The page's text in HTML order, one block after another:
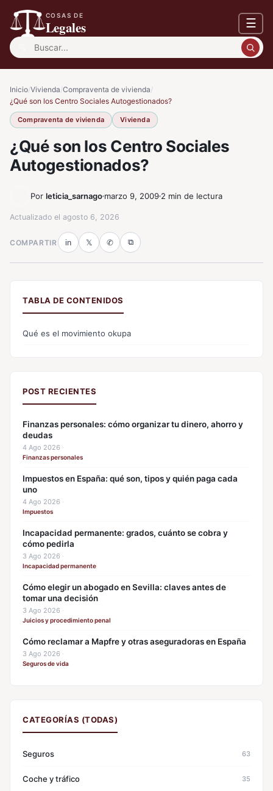
COSAS DE
Legales ☰
Buscar:
Inicio/Vivienda/Compraventa de vivienda/
¿Qué son los Centro Sociales Autogestionados?
Compraventa de vivienda Vivienda
¿Qué son los Centro Sociales
Autogestionados?
Por leticia_sarnago marzo 9, 2009 2 min de lectura
Actualizado el agosto 6, 2026
COMPARTIR in 𝕏 ✆ ⧉
TABLA DE CONTENIDOS
Qué es el movimiento okupa
POST RECIENTES
Finanzas personales: cómo organizar tu dinero, ahorro y
deudas
4 Ago 2026 ·
Finanzas personales
Impuestos en España: qué son, tipos y quién paga cada
uno
4 Ago 2026 ·
Impuestos
Incapacidad permanente: grados, cuánto se cobra y
cómo pedirla
3 Ago 2026 ·
Incapacidad permanente
Cómo elegir un abogado en Sevilla: claves antes de
tomar una decisión
3 Ago 2026 ·
Juicios y procedimiento penal
Cómo reclamar a Mapfre y otras aseguradoras en España
3 Ago 2026 ·
Seguros de vida
CATEGORÍAS (TODAS)
Seguros 63
Coche y tráfico 35